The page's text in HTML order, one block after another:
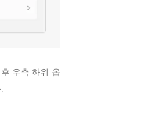
우측 하위 옵